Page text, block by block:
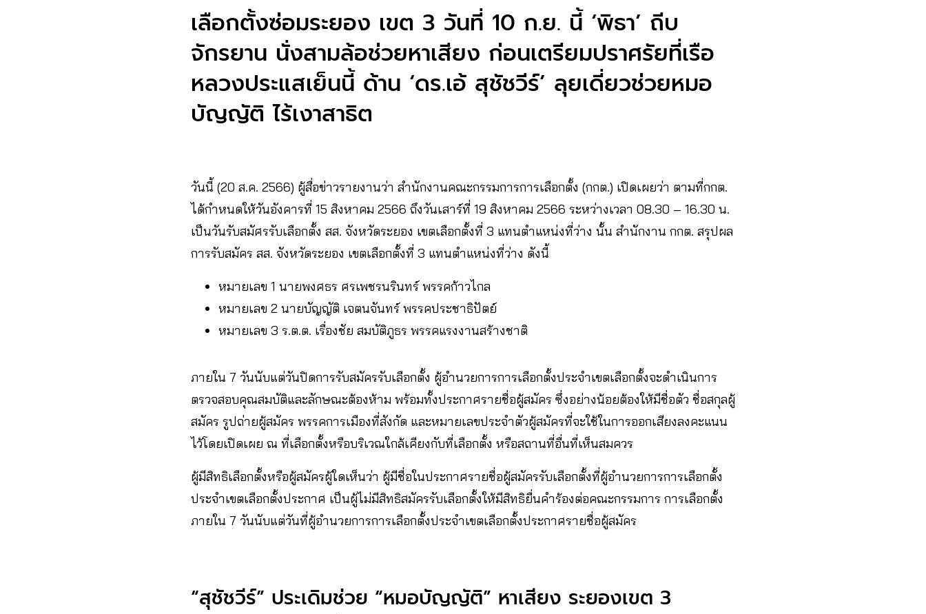
เลือกตั้งซ่อมระยอง เขต 3 วันที่ 10 ก.ย. นี้ ‘พิธา’ ถีบ
จักรยาน นั่งสามล้อช่วยหาเสียง ก่อนเตรียมปราศรัยที่เรือ
หลวงประแสเย็นนี้ ด้าน ‘ดร.เอ้ สุชัชวีร์’ ลุยเดี่ยวช่วยหมอ
บัญญัติ ไร้เงาสาธิต
วันนี้ (20 ส.ค. 2566) ผู้สื่อข่าวรายงานว่า สำนักงานคณะกรรมการการเลือกตั้ง (กกต.) เปิดเผยว่า ตามที่กกต.
ได้กำหนดให้วันอังคารที่ 15 สิงหาคม 2566 ถึงวันเสาร์ที่ 19 สิงหาคม 2566 ระหว่างเวลา 08.30 – 16.30 น.
เป็นวันรับสมัศรรับเลือกตั้ง สส. จังหวัดระยอง เขตเลือกตั้งที่ 3 แทนตำแหน่งที่ว่าง นั้น สำนักงาน กกต. สรุปผล
การรับสมัคร สส. จังหวัดระยอง เขตเลือกตั้งที่ 3 แทนตำแหน่งที่ว่าง ดังนี้
หมายเลข 1 นายพงศธร ศรเพชรนรินทร์ พรรคก้าวไกล
หมายเลข 2 นายบัญญัติ เจตนจันทร์ พรรคประชาธิปัตย์
หมายเลข 3 ร.ต.ต. เรื่องชัย สมบัติภูธร พรรคแรงงานสร้างชาติ
ภายใน 7 วันนับแต่วันปิดการรับสมัครรับเลือกตั้ง ผู้อำนวยการการเลือกตั้งประจำเขตเลือกตั้งจะดำเนินการ
ตรวจสอบคุณสมบัติและลักษณะต้องห้าม พร้อมทั้งประกาศรายชื่อผู้สมัคร ซึ่งอย่างน้อยต้องให้มีชื่อตัว ชื่อสกุลผู้
สมัคร รูปถ่ายผู้สมัคร พรรคการเมืองที่สังกัด และหมายเลขประจำตัวผู้สมัครที่จะใช้ในการออกเสียงลงคะแนน
ไว้โดยเปิดเผย ณ ที่เลือกตั้งหรือบริเวณใกล้เคียงกับที่เลือกตั้ง หรือสถานที่อื่นที่เห็นสมควร
ผู้มีสิทธิเลือกตั้งหรือผู้สมัครผู้ใดเห็นว่า ผู้มีชื่อในประกาศรายชื่อผู้สมัครรับเลือกตั้งที่ผู้อำนวยการการเลือกตั้ง
ประจำเขตเลือกตั้งประกาศ เป็นผู้ไม่มีสิทธิสมัครรับเลือกตั้งให้มีสิทธิยื่นคำร้องต่อคณะกรรมการ การเลือกตั้ง
ภายใน 7 วันนับแต่วันที่ผู้อำนวยการการเลือกตั้งประจำเขตเลือกตั้งประกาศรายชื่อผู้สมัคร
“สุชัชวีร์” ประเดิมช่วย “หมอบัญญัติ” หาเสียง ระยองเขต 3